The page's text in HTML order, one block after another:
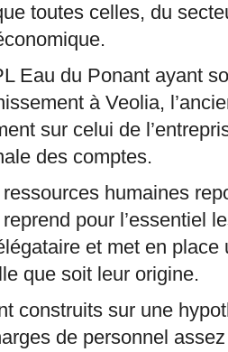
toutes celles, du
Eau du Ponant ayant
à Veolia,
sur celui de
des comptes.
humaines
reprend pour l’essentiel
et met en
que soit leur origine.
construits sur une
de personnel